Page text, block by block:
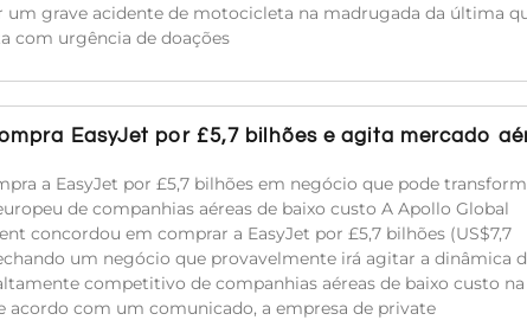
um grave acidente de motocicleta na madrugada da última
com urgência de doações
EasyJet por £5,7 bilhões e agita mercado
a EasyJet por £5,7 bilhões em negócio que pode
de companhias aéreas de baixo custo A Apollo Global
concordou em comprar a EasyJet por £5,7 bilhões (US$7,7
um negócio que provavelmente irá agitar a dinâmica
competitivo de companhias aéreas de baixo custo na
acordo com um comunicado, a empresa de private